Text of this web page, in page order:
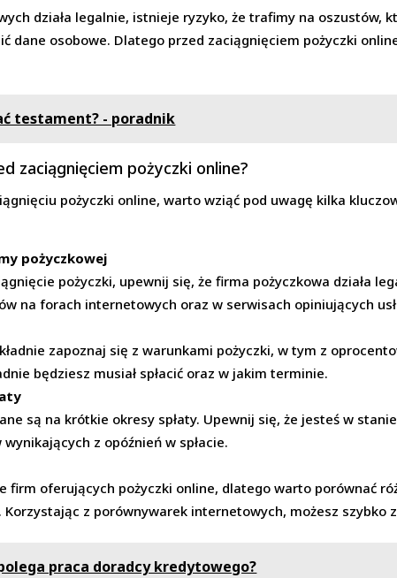
działa legalnie, istnieje ryzyko, że trafimy na oszustów,
dane osobowe. Dlatego przed zaciągnięciem pożyczki
testament? - poradnik
zaciągnięciem pożyczki online?
pożyczki online, warto wziąć pod uwagę kilka
pożyczkowej
pożyczki, upewnij się, że firma pożyczkowa działa
na forach internetowych oraz w serwisach opiniujących
zapoznaj się z warunkami pożyczki, w tym z
będziesz musiał spłacić oraz w jakim terminie.
są na krótkie okresy spłaty. Upewnij się, że jesteś w
z opóźnień w spłacie.
firm oferujących pożyczki online, dlatego warto porównać
z porównywarek internetowych, możesz szybko
praca doradcy kredytowego?